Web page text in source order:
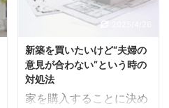
新築を買いたいけど“夫婦の
意見が合わない”という時の
対処法
家を購入することに決め